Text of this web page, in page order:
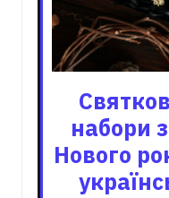
набори
Нового